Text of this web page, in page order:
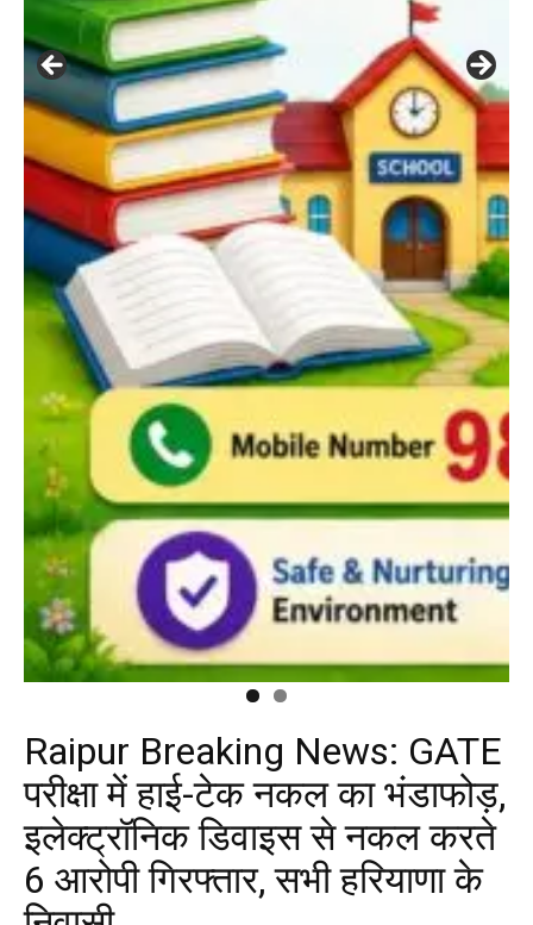
Raipur Breaking News: GATE
परीक्षा में हाई-टेक नकल का भंडाफोड़,
इलेक्ट्रॉनिक डिवाइस से नकल करते
6 आरोपी गिरफ्तार, सभी हरियाणा के